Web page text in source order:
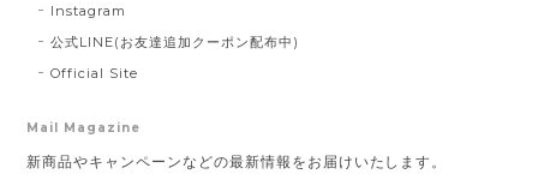
Instagram
公式LINE(お友達追加クーポン配布中)
Official Site
Mail Magazine
新商品やキャンペーンなどの最新情報をお届けいたします。